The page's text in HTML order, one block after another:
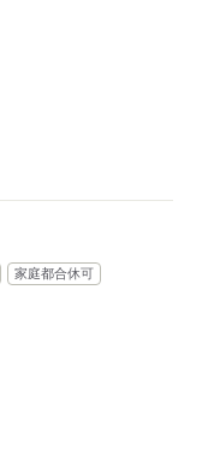
談可能です
家庭都合休可